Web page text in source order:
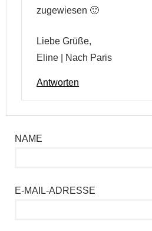
zugewiesen 🙂
Liebe Grüße,
Eline | Nach Paris
Antworten
NAME
E-MAIL-ADRESSE